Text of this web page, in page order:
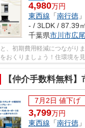
4,980万円
東西線 「南行徳
- / 3LDK / 87.39㎡
千葉県市川市広尾
、初期費用軽減につながり
おくりましょう！住環境を
【仲介手数料無料】市川市
7月2日 値下げ
3,799万円
東西線 「南行徳